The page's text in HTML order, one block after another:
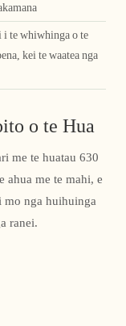
i te whiwhinga o te
kei te waatea nga
o te Hua
me te huatau 630
ahua me te mahi, e
mo nga huihuinga
ranei.